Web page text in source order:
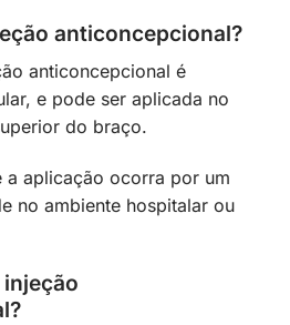
anticoncepcional?
anticoncepcional é
e pode ser aplicada no
do braço.
a aplicação ocorra por um
no ambiente hospitalar ou